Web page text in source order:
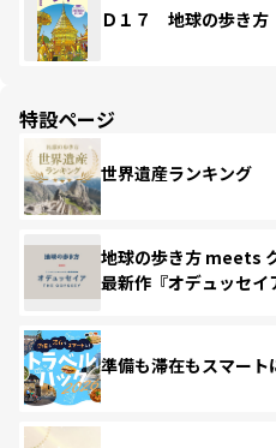
Ｄ１７ 地球の歩き
特設ページ
世界遺産ランキング
地球の歩き方 meets
最新作『オデュッセイ
準備も滞在もスマー